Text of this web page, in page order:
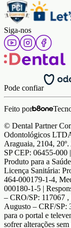
Siga-nos
Pode confiar
Feito por
© Dental Partner
Odontológicos
Araguaia, 2104,
SP CEP: 06455-000
Produto para a
Licença Sanitária:
464-000179-1-4,
000180-1-5 |
– CRO/SP: 117067 ,
Augusto – CRF/SP:
para o portal e
sofrer alterações